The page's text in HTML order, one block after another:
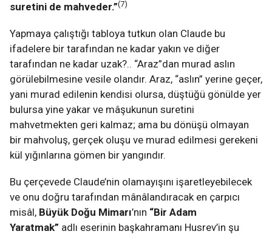
suretini de mahveder.”(7)
Yapmaya çalıştığı tabloya tutkun olan Claude bu
ifadelere bir tarafından ne kadar yakın ve diğer
tarafından ne kadar uzak?.. “Araz”dan murad aslın
görülebilmesine vesile olandır. Araz, “aslın” yerine geçer,
yani murad edilenin kendisi olursa, düştüğü gönülde yer
bulursa yine yakar ve mâşukunun suretini
mahvetmekten geri kalmaz; ama bu dönüşü olmayan
bir mahvoluş, gerçek oluşu ve murad edilmesi gerekeni
kül yığınlarına gömen bir yangındır.
Bu çerçevede Claude’nin olamayışını işaretleyebilecek
ve onu doğru tarafından mânâlandıracak en çarpıcı
misâl, Büyük Doğu Mimarı’nın “Bir Adam
Yaratmak” adlı eserinin başkahramanı Husrev’in şu